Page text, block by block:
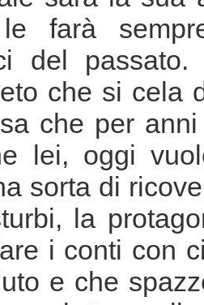
le farà
del
che si cela
che per
lei, oggi
sorta di
la
i conti con
e che